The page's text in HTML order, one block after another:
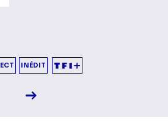
INÉDIT
Voir la fiche diffusion